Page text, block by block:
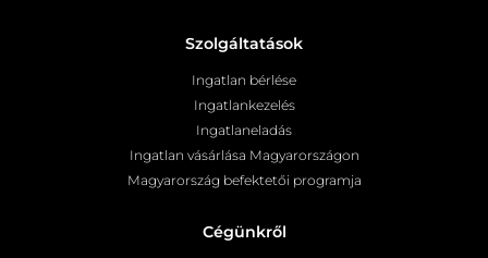
Szolgáltatások
Ingatlan bérlése
Ingatlankezelés
Ingatlaneladás
Ingatlan vásárlása Magyarországon
Magyarország befektetői programja
Cégünkről